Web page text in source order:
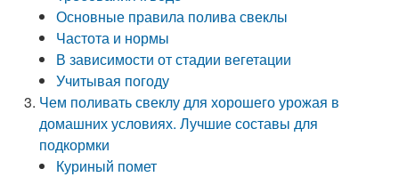
Основные правила полива свеклы
Частота и нормы
В зависимости от стадии вегетации
Учитывая погоду
Чем поливать свеклу для хорошего урожая в
домашних условиях. Лучшие составы для
подкормки
Куриный помет